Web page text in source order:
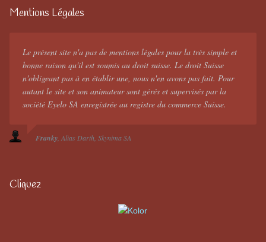
Mentions Légales
Le présent site n'a pas de mentions légales pour la très simple et
bonne raison qu'il est soumis au droit suisse. Le droit Suisse
n'obligeant pas à en établir une, nous n'en avons pas fait. Pour
autant le site et son animateur sont gérés et supervisés par la
société Eyelo SA enregistrée au registre du commerce Suisse.
Franky Alias Darth Skynima SA
Cliquez